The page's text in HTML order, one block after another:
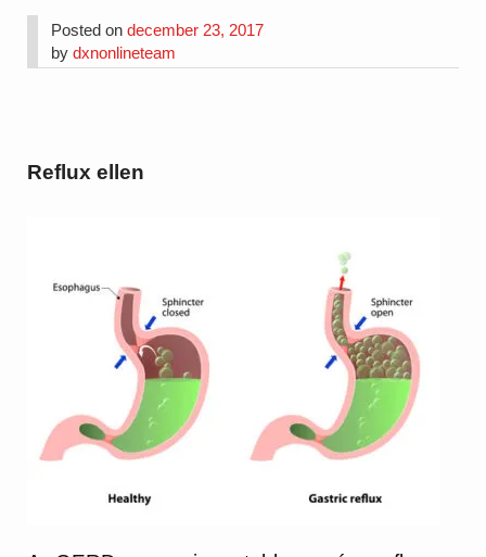
Posted ondecember 23, 2017
bydxnonlineteam
Reflux ellen